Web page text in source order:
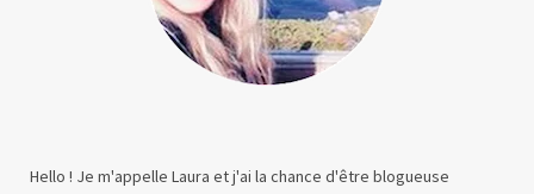
Hello ! Je m'appelle Laura et j'ai la chance d'être blogueuse